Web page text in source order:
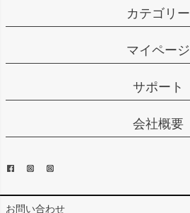
カテゴリー
マイページ
サポート
会社概要
お問い合わせ